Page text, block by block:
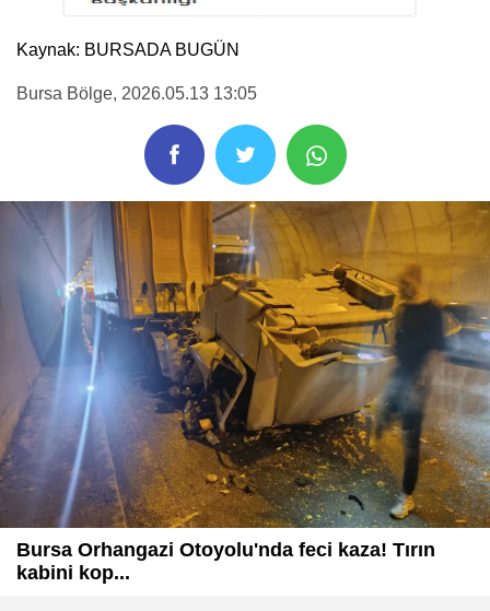
Kaynak: BURSADA BUGÜN
Bursa Bölge, 2026.05.13 13:05
Bursa Orhangazi Otoyolu'nda feci kaza! Tırın
kabini kop...